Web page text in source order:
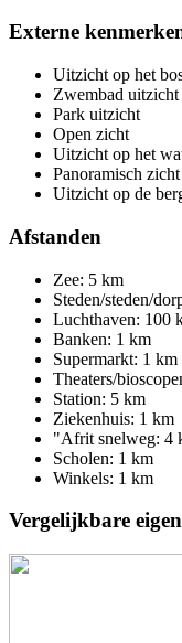
Externe
Uitzicht op het
Zwembad uitzicht
Park uitzicht
Open zicht
Uitzicht op het
Panoramisch zicht
Uitzicht op de
Afstanden
Zee: 5 km
Steden/steden/
Luchthaven: 100
Banken: 1 km
Supermarkt: 1 km
Theaters/
Station: 5 km
Ziekenhuis: 1 km
"Afrit snelweg: 4
Scholen: 1 km
Winkels: 1 km
Vergelijkbare